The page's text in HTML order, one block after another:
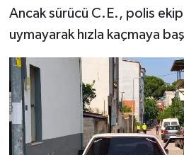
Ancak sürücü C.E., polis
uymayarak hızla kaçmaya